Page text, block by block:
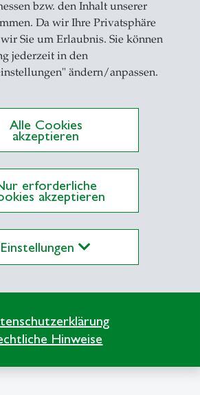
bzw. den Inhalt unserer
Da wir Ihre Privatsphäre
Sie um Erlaubnis. Sie können
jederzeit in den
ändern/anpassen.
Alle Cookies
akzeptieren
erforderliche
akzeptieren
Einstellungen
Hinweise
Forschungsprojekte